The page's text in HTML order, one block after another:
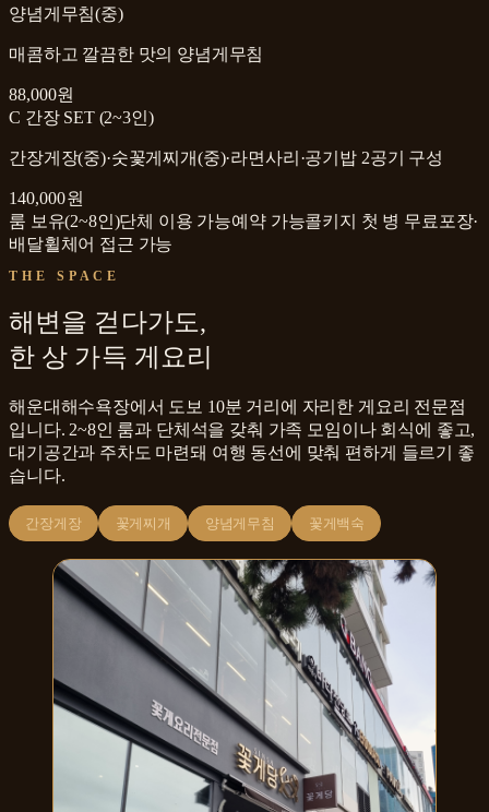
양념게무침(중)
매콤하고 깔끔한 맛의 양념게무침
88,000원
C 간장 SET (2~3인)
간장게장(중)·숫꽃게찌개(중)·라면사리·공기밥 2공기 구성
140,000원
룸 보유(2~8인)단체 이용 가능예약 가능콜키지 첫 병 무료포장·
배달휠체어 접근 가능
THE SPACE
해변을 걷다가도,
한 상 가득 게요리
해운대해수욕장에서 도보 10분 거리에 자리한 게요리 전문점
입니다. 2~8인 룸과 단체석을 갖춰 가족 모임이나 회식에 좋고,
대기공간과 주차도 마련돼 여행 동선에 맞춰 편하게 들르기 좋
습니다.
간장게장 꽃게찌개 양념게무침 꽃게백숙